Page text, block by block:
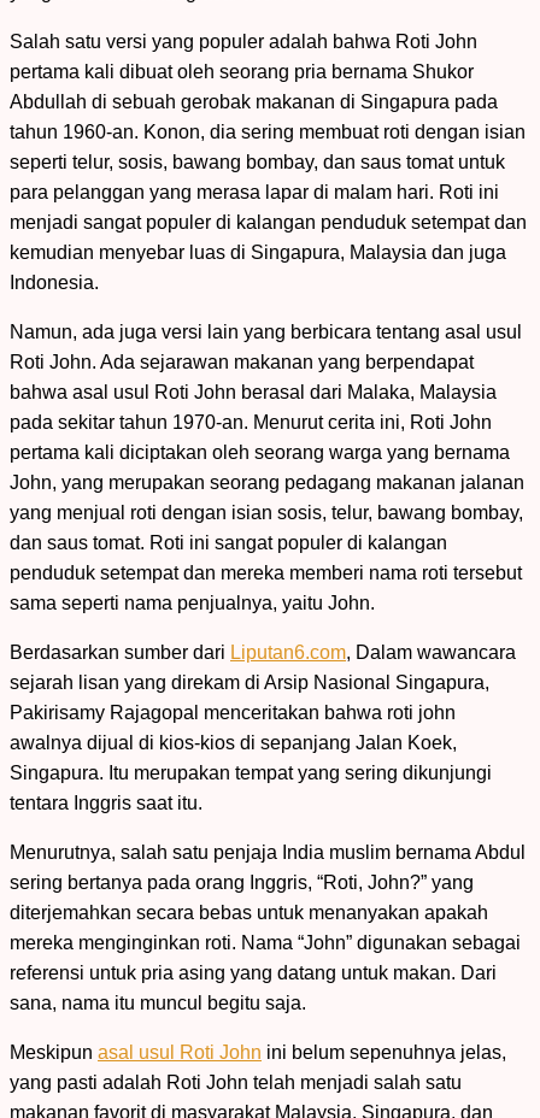
Salah satu versi yang populer adalah bahwa Roti John
pertama kali dibuat oleh seorang pria bernama Shukor
Abdullah di sebuah gerobak makanan di Singapura pada
tahun 1960-an. Konon, dia sering membuat roti dengan isian
seperti telur, sosis, bawang bombay, dan saus tomat untuk
para pelanggan yang merasa lapar di malam hari. Roti ini
menjadi sangat populer di kalangan penduduk setempat dan
kemudian menyebar luas di Singapura, Malaysia dan juga
Indonesia.
Namun, ada juga versi lain yang berbicara tentang asal usul
Roti John. Ada sejarawan makanan yang berpendapat
bahwa asal usul Roti John berasal dari Malaka, Malaysia
pada sekitar tahun 1970-an. Menurut cerita ini, Roti John
pertama kali diciptakan oleh seorang warga yang bernama
John, yang merupakan seorang pedagang makanan jalanan
yang menjual roti dengan isian sosis, telur, bawang bombay,
dan saus tomat. Roti ini sangat populer di kalangan
penduduk setempat dan mereka memberi nama roti tersebut
sama seperti nama penjualnya, yaitu John.
Berdasarkan sumber dari Liputan6.com, Dalam wawancara
sejarah lisan yang direkam di Arsip Nasional Singapura,
Pakirisamy Rajagopal menceritakan bahwa roti john
awalnya dijual di kios-kios di sepanjang Jalan Koek,
Singapura. Itu merupakan tempat yang sering dikunjungi
tentara Inggris saat itu.
Menurutnya, salah satu penjaja India muslim bernama Abdul
sering bertanya pada orang Inggris, “Roti, John?” yang
diterjemahkan secara bebas untuk menanyakan apakah
mereka menginginkan roti. Nama “John” digunakan sebagai
referensi untuk pria asing yang datang untuk makan. Dari
sana, nama itu muncul begitu saja.
Meskipun asal usul Roti John ini belum sepenuhnya jelas,
yang pasti adalah Roti John telah menjadi salah satu
makanan favorit di masyarakat Malaysia, Singapura, dan